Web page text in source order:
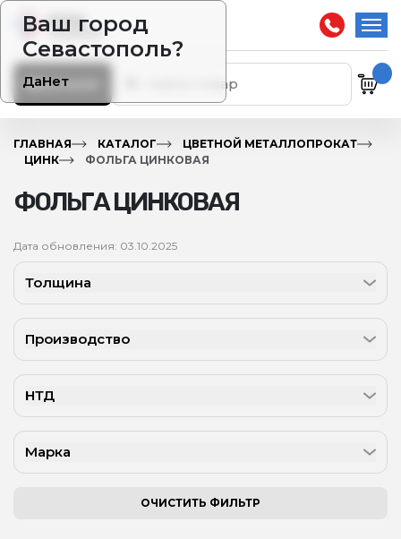
Ваш город
Севастополь?
ДаНет
Каталог
ГЛАВНАЯ КАТАЛОГ
ЦВЕТНОЙ МЕТАЛЛОПРОКАТ
ЦИНК
ФОЛЬГА ЦИНКОВАЯ
ФОЛЬГА ЦИНКОВАЯ
Дата обновления: 03.10.2025
Толщина
Производство
НТД
Марка
ОЧИСТИТЬ ФИЛЬТР